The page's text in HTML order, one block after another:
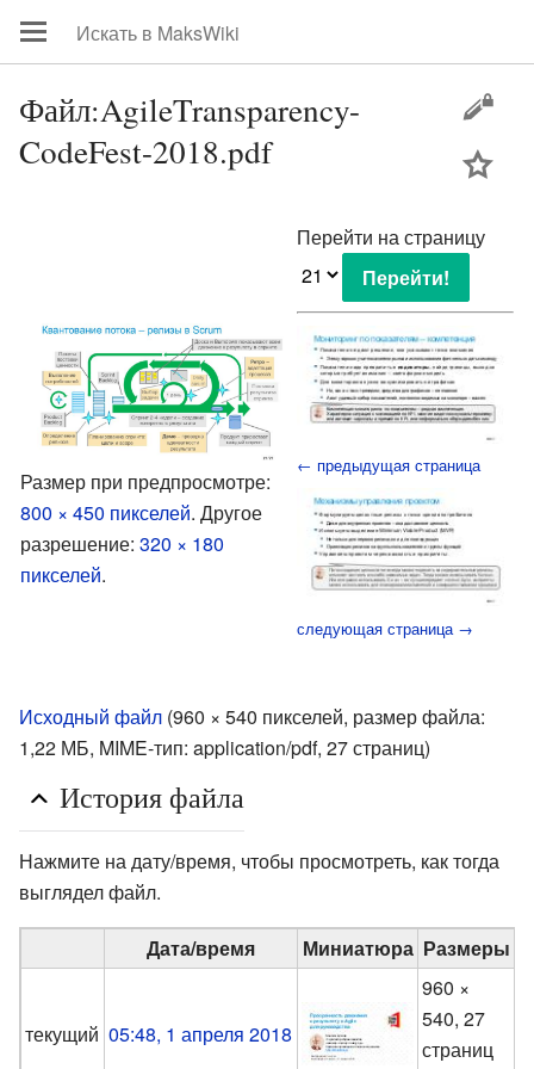
Файл:AgileTransparency-
CodeFest-2018.pdf
Размер при предпросмотре:
800 × 450 пикселей. Другое
разрешение: 320 × 180
пикселей.
Перейти на страницу
← предыдущая страница
следующая страница →
Исходный файл (960 × 540 пикселей, размер файла:
1,22 МБ, MIME-тип: application/pdf, 27 страниц)
История файла
Нажмите на дату/время, чтобы просмотреть, как тогда
выглядел файл.
Дата/время Миниатюра Размеры
текущий 05:48, 1 апреля 2018
960 ×
540, 27
страниц